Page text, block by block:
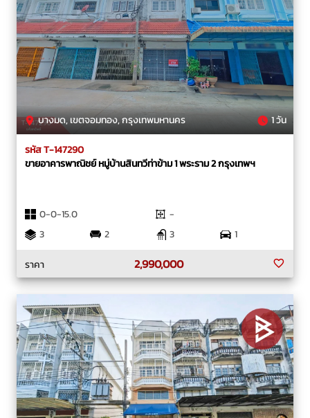
บางมด, เขตจอมทอง, กรุงเทพมหานคร 1 วัน
รหัส T-147290
ขายอาคารพาณิชย์ หมู่บ้านสินทวีท่าข้าม 1 พระราม 2 กรุงเทพฯ
0-0-15.0
-
3
2 3
1
ราคา
2,990,000